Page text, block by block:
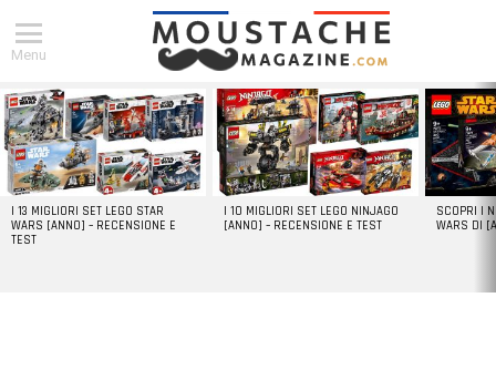
Menu
DERNIERS
ARTICLES
I 13 MIGLIORI SET LEGO STAR
WARS [ANNO] – RECENSIONE E
TEST
I 10 MIGLIORI SET LEGO NINJAGO
[ANNO] – RECENSIONE E TEST
SCOPRI I
WARS DI